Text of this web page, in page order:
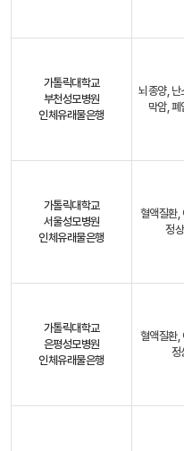
가톨릭대학교
부천성모병원
인체유래물은행
뇌종양, 난
막암, 폐
가톨릭대학교
서울성모병원
인체유래물은행
혈액질환,
정
가톨릭대학교
은평성모병원
인체유래물은행
혈액질환,
정